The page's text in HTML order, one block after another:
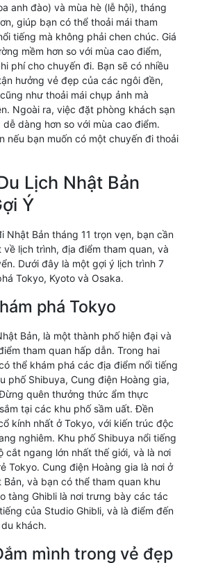
anh đào) và mùa hè (lễ hội), tháng
giúp bạn có thể thoải mái tham
tiếng mà không phải chen chúc. Giá
mềm hơn so với mùa cao điểm,
phí cho chuyến đi. Bạn sẽ có nhiều
hưởng vẻ đẹp của các ngôi đền,
như thoải mái chụp ảnh mà
Ngoài ra, việc đặt phòng khách sạn
dàng hơn so với mùa cao điểm.
nếu bạn muốn có một chuyến đi thoải
Lịch Nhật Bản
Ý
Nhật Bản tháng 11 trọn vẹn, bạn cần
về lịch trình, địa điểm tham quan, và
Dưới đây là một gợi ý lịch trình 7
Tokyo, Kyoto và Osaka.
phá Tokyo
Bản, là một thành phố hiện đại và
tham quan hấp dẫn. Trong hai
thể khám phá các địa điểm nổi tiếng
phố Shibuya, Cung điện Hoàng gia,
quên thưởng thức ẩm thực
tại các khu phố sầm uất. Đền
kính nhất ở Tokyo, với kiến trúc độc
nghiêm. Khu phố Shibuya nổi tiếng
cắt ngang lớn nhất thế giới, và là nơi
Tokyo. Cung điện Hoàng gia là nơi ở
và bạn có thể tham quan khu
tàng Ghibli là nơi trưng bày các tác
của Studio Ghibli, và là điểm đến
khách.
mình trong vẻ đẹp